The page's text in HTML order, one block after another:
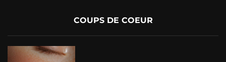
COUPS DE COEUR